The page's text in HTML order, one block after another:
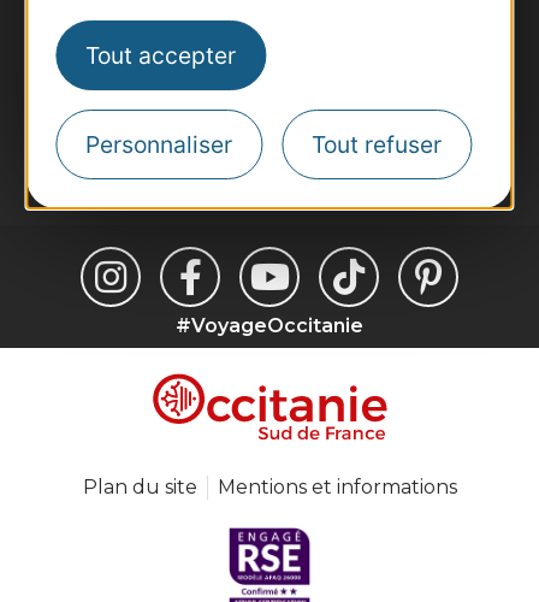
Tout accepter
Personnaliser Tout refuser
Destination Sport
Inscrivez-vous à la lettre d'information
Destination Occitanie pour recevoir des
suggestions de séjours, de visites et de sorties.
Je m'abonne
#VoyageOccitanie
Plan du site Mentions et informations